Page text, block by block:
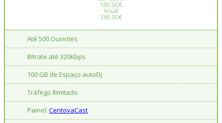
180.00€
Anual
360.00€
Até 500 Ouvintes
Bitrate até 320Kbps
100 GB de Espaço autoDJ
Tráfego Ilimitado
Painel: CentovaCast